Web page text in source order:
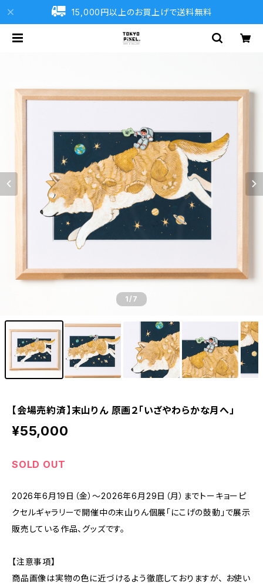
15,000円以上のお買上げで送料無料
1/7
【会場売約済】末山りん 原画２「いざやわらかな月へ」
¥55,000
SOLD OUT
2026年6月19日（金）～2026年6月29日（月）までトーキョーピ
クセルギャラリーで開催中の末山りん個展「にこげの鼓動」で展示
販売している作品、グッズです。
【注意事項】
商品画像は実物の色に近づけるよう徹底しておりますが、 お使い